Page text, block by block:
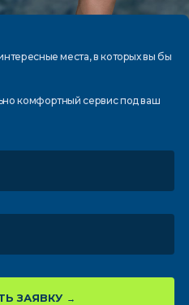
места, в которыхвы бы
комфортныйсервис под ваш
ЗАЯВКУ